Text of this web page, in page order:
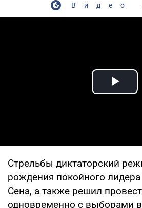
Видео
Стрельбы диктаторский
рождения покойного
Сена, а также решил
одновременно с выборами